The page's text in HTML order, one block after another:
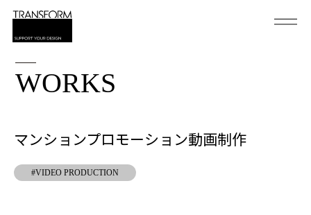
WORKS
マンションプロモーション動画制作
#VIDEO PRODUCTION